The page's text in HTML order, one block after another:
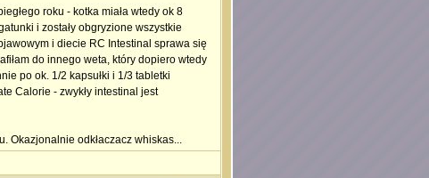
roku - kotka miała wtedy ok 8
i zostały obgryzione wszystkie
i diecie RC Intestinal sprawa się
do innego weta, który dopiero wtedy
po ok. 1/2 kapsułki i 1/3 tabletki
Calorie - zwykły intestinal jest
Okazjonalnie odkłaczacz whiskas...